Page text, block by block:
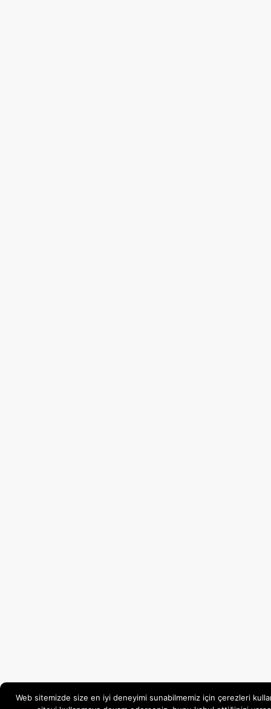
Web sitemizde size en iyi deneyimi sunabilmemiz için çerezleri